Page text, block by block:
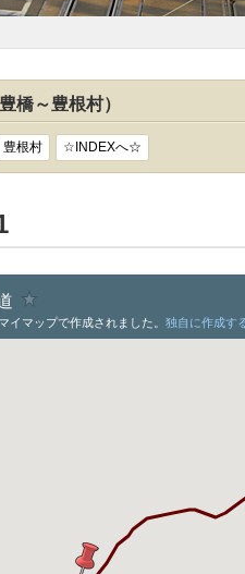
橋～豊根村）
豊根村 ☆INDEXへ☆